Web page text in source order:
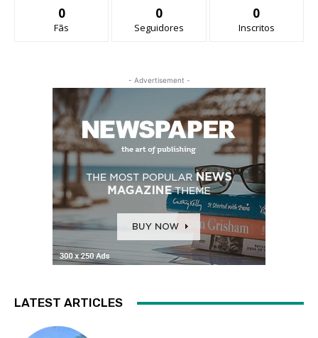
0
Fãs
0
Seguidores
0
Inscritos
- Advertisement -
LATEST ARTICLES